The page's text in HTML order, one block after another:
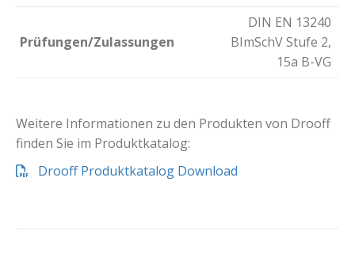
Prüfungen/Zulassungen
DIN EN 13240
BImSchV Stufe 2,
15a B-VG
Weitere Informationen zu den Produkten von Drooff
finden Sie im Produktkatalog:
Drooff Produktkatalog Download